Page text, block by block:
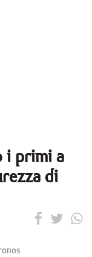
i primi a
di